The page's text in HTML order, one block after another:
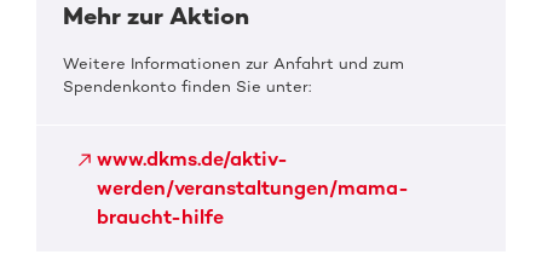
Mehr zur Aktion
Weitere Informationen zur Anfahrt und zum
Spendenkonto finden Sie unter:
www.dkms.de/aktiv-
werden/veranstaltungen/mama-
braucht-hilfe